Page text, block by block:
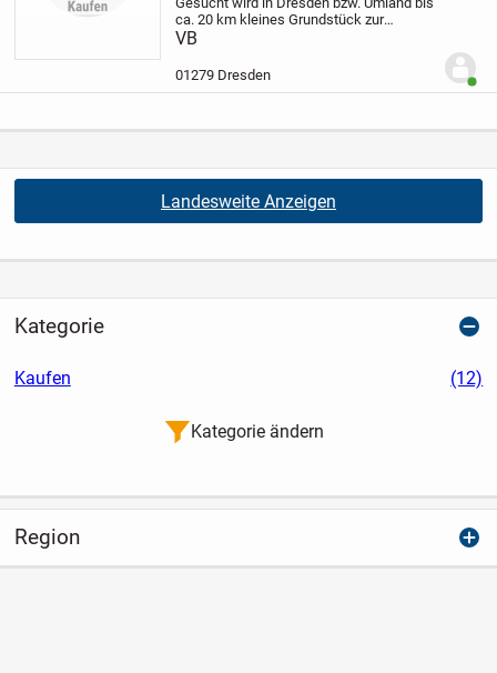
ca. 20 km kleines Grundstück zur
Pacht/Miete/Kauf für Stellung eines Tiny
VB
01279 Dresden
Landesweite Anzeigen
Kategorie
Kaufen (12)
Kategorie ändern
Region